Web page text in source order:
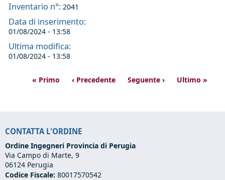
Inventario n°: 2041
Data di inserimento:
01/08/2024 - 13:58
Ultima modifica:
01/08/2024 - 13:58
« Primo ‹ Precedente Seguente › Ultimo »
CONTATTA L'ORDINE
Ordine Ingegneri Provincia di Perugia
Via Campo di Marte, 9
06124 Perugia
Codice Fiscale: 80017570542